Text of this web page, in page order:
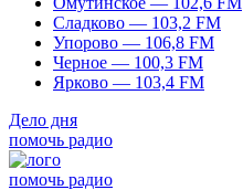
Сладково — 103,2 FM
Упорово — 106,8 FM
Черное — 100,3 FM
Ярково — 103,4 FM
Дело дня
помочь радио
помочь радио